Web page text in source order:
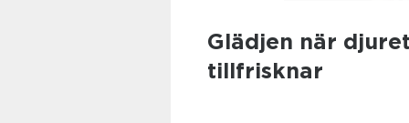
Glädjen när
tillfrisknar